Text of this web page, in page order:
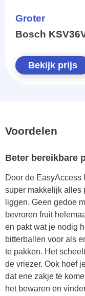
Groter
Bosch
Bekijk prijs
Voordelen
Beter bereikbare
Door de
super makkelijk alles
liggen. Geen gedoe
bevroren fruit
en pakt wat je nodig
bitterballen voor als
te pakken. Het
de vriezer. Ook hoef
dat ene zakje te
het bewaren en